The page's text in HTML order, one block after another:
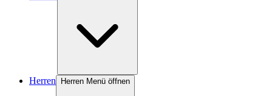
Herren Herren Menü öffnen